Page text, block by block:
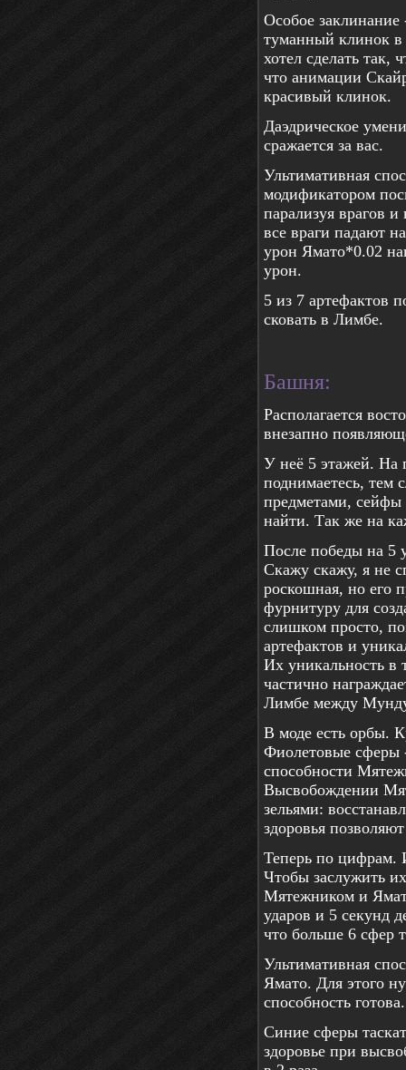
Особое
туманный клинок в
хотел сделать
что анимации
красивый клинок.
Даэдрическое
сражается за вас.
Ультимативная
модификатором
парализуя врагов
все враги падают
урон Ямато*0.02
урон.
5 из 7 артефактов
сковать в Лимбе.
Башня:
Располагается
внезапно
У неё 5 этажей. На
поднимаетесь, тем
предметами,
найти. Так же на
После победы на 5
Скажу скажу, я не
роскошная, но его
фурнитуру для
слишком просто,
артефактов и
Их уникальность в
частично
Лимбе между
В моде есть орбы.
Фиолетовые сферы
способности
Высвобождении
зельями:
здоровья
Теперь по цифрам.
Чтобы заслужить
Мятежником и
ударов и 5 секунд
что больше 6 сфер
Ультимативная
Ямато. Для этого
способность готова.
Синие сферы
здоровье при